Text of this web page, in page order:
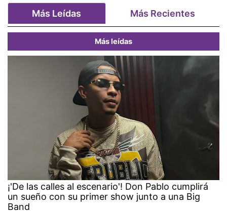
Más Leídas Más Recientes
Más leídas
¡'De las calles al escenario'! Don Pablo cumplirá
un sueño con su primer show junto a una Big
Band